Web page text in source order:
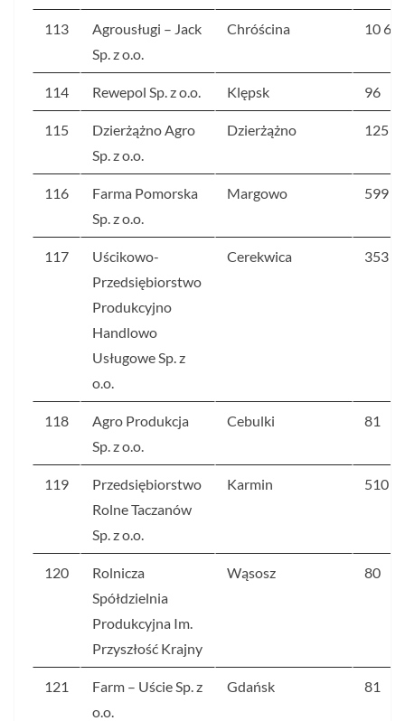
113
Agrousługi – Jack
Sp. z o.o.
Chróścina 10
114 Rewepol Sp. z o.o. Klępsk 96
115
Dzierżążno Agro
Sp. z o.o.
Dzierżążno 125
116
Farma Pomorska
Sp. z o.o.
Margowo 599
117
Uścikowo-
Przedsiębiorstwo
Produkcyjno
Handlowo
Usługowe Sp. z
o.o.
Cerekwica 353
118
Agro Produkcja
Sp. z o.o.
Cebulki 81
119
Przedsiębiorstwo
Rolne Taczanów
Sp. z o.o.
Karmin 510
120
Rolnicza
Spółdzielnia
Produkcyjna Im.
Przyszłość Krajny
Wąsosz 80
121
Farm – Uście Sp. z
o.o.
Gdańsk 81